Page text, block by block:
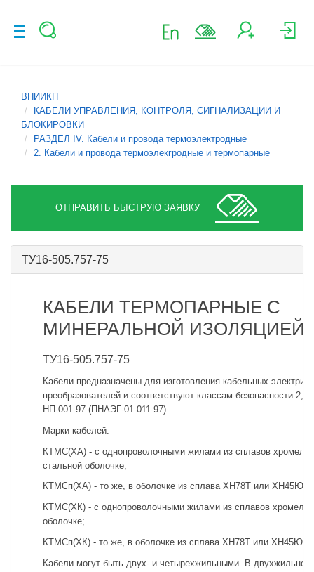
ВНИИКП
КАБЕЛИ УПРАВЛЕНИЯ, КОНТРОЛЯ, СИГНАЛИЗАЦИИ И
БЛОКИРОВКИ
РАЗДЕЛ IV. Кабели и провода термоэлектродные
2. Кабели и провода термоэлекгродные и термопарные
ОТПРАВИТЬ БЫСТРУЮ ЗАЯВКУ
ТУ16-505.757-75
КАБЕЛИ ТЕРМОПАРНЫЕ С
МИНЕРАЛЬНОЙ ИЗОЛЯЦИЕЙ
ТУ16-505.757-75
Кабели предназначены для изготовления кабельных
преобразователей и соответствуют классам безопасности 2,
НП-001-97 (ПНАЭГ-01-011-97).
Марки кабелей:
КТМС(ХА) - с однопроволочными жилами из сплавов
стальной оболочке;
КТМСп(ХА) - то же, в оболочке из сплава ХН78Т или ХН45Ю;
КТМС(ХК) - с однопроволочными жилами из сплавов хромель
оболочке;
КТМСп(ХК) - то же, в оболочке из сплава ХН78Т или ХН45Ю.
Кабели могут быть двух- и четырехжильными. В